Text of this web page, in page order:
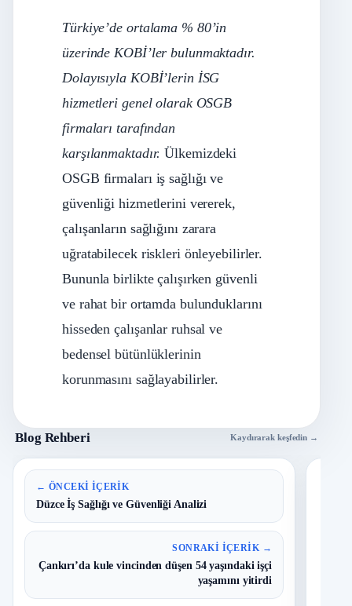
Türkiye’de ortalama % 80’in
üzerinde KOBİ’ler bulunmaktadır.
Dolayısıyla KOBİ’lerin İSG
hizmetleri genel olarak OSGB
firmaları tarafından
karşılanmaktadır. Ülkemizdeki
OSGB firmaları iş sağlığı ve
güvenliği hizmetlerini vererek,
çalışanların sağlığını zarara
uğratabilecek riskleri önleyebilirler.
Bununla birlikte çalışırken güvenli
ve rahat bir ortamda bulunduklarını
hisseden çalışanlar ruhsal ve
bedensel bütünlüklerinin
korunmasını sağlayabilirler.
Blog Rehberi Kaydırarak keşfedin →
← ÖNCEKI İÇERIK
Düzce İş Sağlığı ve Güvenliği Analizi
SONRAKI İÇERIK →
Çankırı’da kule vincinden düşen 54 yaşındaki işçi
yaşamını yitirdi